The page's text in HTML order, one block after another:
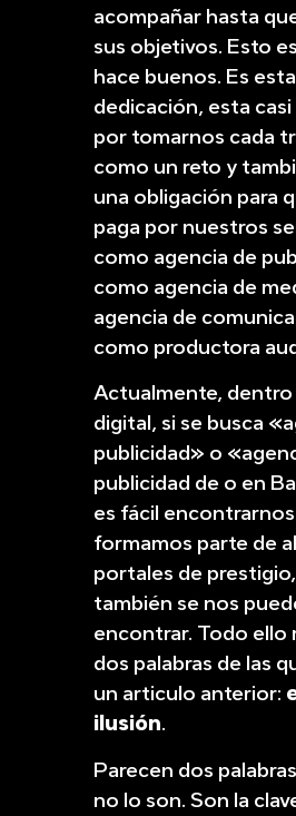
acompañar hasta
sus objetivos. Esto
hace buenos. Es esta
dedicación, esta
por tomarnos cada
como un reto y
una obligación para
paga por nuestros
como agencia de
como agencia de
agencia de
como productora
Actualmente, dentro
digital, si se busca
publicidad» o
publicidad de o en
es fácil
formamos parte de
portales de
también se nos
encontrar. Todo ello
dos palabras de las
un articulo anterior:
ilusión.
Parecen dos
no lo son. Son la